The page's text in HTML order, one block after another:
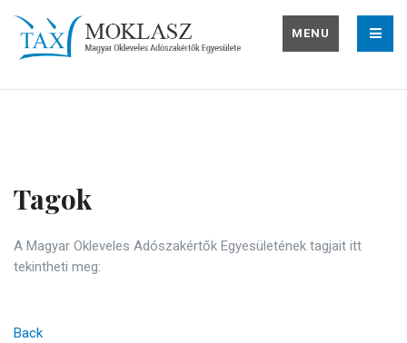
MENU
Tagok
A Magyar Okleveles Adószakértők Egyesületének tagjait itt
tekintheti meg:
Back